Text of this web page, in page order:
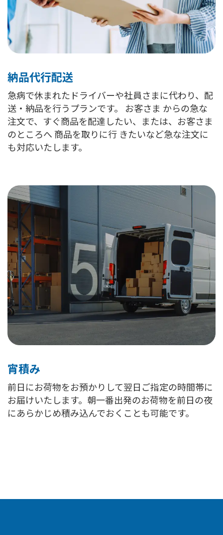
納品代行配送
急病で休まれたドライバーや社員さまに代わり、配
送・納品を行うプランです。 お客さま からの急な
注文で、すぐ商品を配達したい、または、お客さま
のところへ 商品を取りに行 きたいなど急な注文に
も対応いたします。
宵積み
前日にお荷物をお預かりして翌日ご指定の時間帯に
お届けいたします。朝一番出発のお荷物を前日の夜
にあらかじめ積み込んでおくことも可能です。